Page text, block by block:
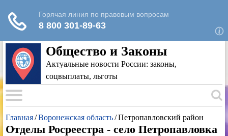
Общество и Законы
Актуальные новости России: законы,
соцвыплаты, льготы
Главная/Воронежская область/Петропавловский район
Отделы Росреестра - село Петропавловка
Для любых предложений по сайту: rk-
reestr@cp9.ru